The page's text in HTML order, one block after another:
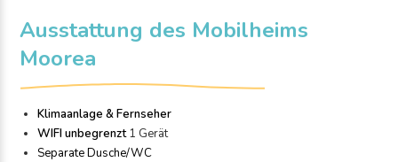
Ausstattung des Mobilheims
Moorea
Klimaanlage & Fernseher
WIFI unbegrenzt1 Gerät
Separate Dusche/WC